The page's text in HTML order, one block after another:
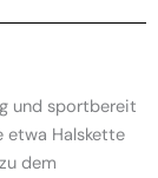
und sportbereit
etwa Halskette
dem